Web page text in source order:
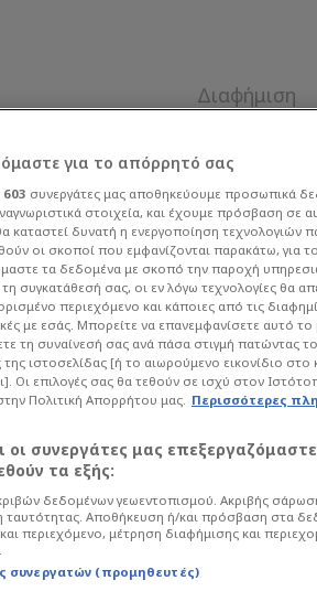
Καπ -
ελληνικό ποδόσφαιρο από
για το απόρρητό σας
603 συνεργάτες μας αποθηκεύουμε προσωπικά
στοιχεία, και έχουμε πρόσβαση σε
καταστεί δυνατή η ενεργοποίηση τεχνολογιών
οι σκοποί που εμφανίζονται παρακάτω, για
τα δεδομένα με σκοπό την παροχή
συγκατάθεσή σας, οι εν λόγω τεχνολογίες θα
περιεχόμενο και κάποιες από τις
με εσάς. Μπορείτε να επανεμφανίσετε αυτό το
τη συναίνεσή σας ανά πάσα στιγμή πατώντας
ιστοσελίδας [ή το αιωρούμενο εικονίδιο
Οι επιλογές σας θα τεθούν σε ισχύ στον
Πολιτική Απορρήτου μας. Περισσότερες
οι συνεργάτες μας
τα εξής:
δεδομένων γεωεντοπισμού. Ακριβής
ταυτότητας. Αποθήκευση ή/και πρόσβαση στα
περιεχόμενο, μέτρηση διαφήμισης και
συνεργατών (προμηθευτές)